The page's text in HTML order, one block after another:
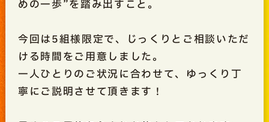
めの一歩”を踏み出すこと。
今回は5組様限定で、じっくりとご相談いただ
ける時間をご用意しました。
一人ひとりのご状況に合わせて、ゆっくり丁
寧にご説明させて頂きます！